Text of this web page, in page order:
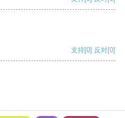
支持[0] 反对[0]